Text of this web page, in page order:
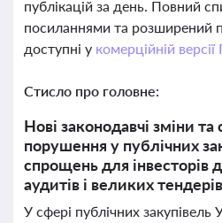
публікацій за день. Повний
посиланнями та розширений
доступні у комерційній
Стисло про головне:
Нові законодавчі зміни та
порушення у публічних
спрощень для інвесторів
аудитів і великих
У сфері публічних закупівель